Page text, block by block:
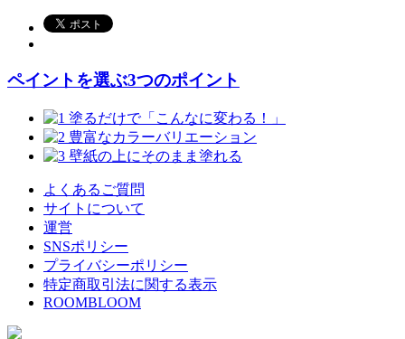
ペイントを選ぶ3つのポイント
よくあるご質問
サイトについて
運営
SNSポリシー
プライバシーポリシー
特定商取引法に関する表示
ROOMBLOOM